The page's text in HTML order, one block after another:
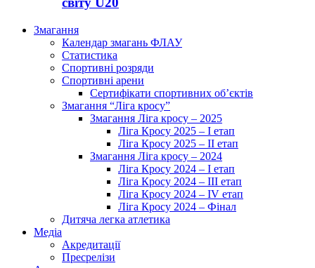
Змагання
Календар змагань ФЛАУ
Статистика
Спортивні розряди
Спортивні арени
Сертифікати спортивних об’єктів
Змагання “Ліга кросу”
Змагання Ліга кросу – 2025
Ліга Кросу 2025 – I етап
Ліга Кросу 2025 – II етап
Змагання Ліга кросу – 2024
Ліга Кросу 2024 – I етап
Ліга Кросу 2024 – III етап
Ліга Кросу 2024 – IV етап
Ліга Кросу 2024 – Фінал
Дитяча легка атлетика
Медіа
Акредитації
Пресрелізи